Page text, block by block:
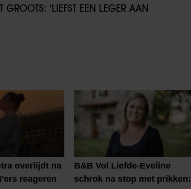
‘LIEFST EEN LEGER AAN